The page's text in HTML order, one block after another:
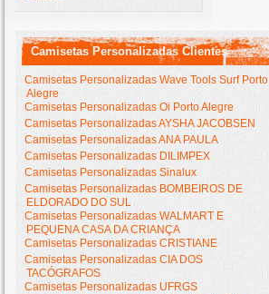
Camisetas Personalizadas Clientes
Camisetas Personalizadas Wave Tools Surf Porto
Alegre
Camisetas Personalizadas Oi Porto Alegre
Camisetas Personalizadas AYSHA JACOBSEN
Camisetas Personalizadas ANA PAULA
Camisetas Personalizadas DILIMPEX
Camisetas Personalizadas Sinalux
Camisetas Personalizadas BOMBEIROS DE
ELDORADO DO SUL
Camisetas Personalizadas WALMART E
PEQUENA CASA DA CRIANÇA
Camisetas Personalizadas CRISTIANE
Camisetas Personalizadas CIA DOS
TACÓGRAFOS
Camisetas Personalizadas UFRGS